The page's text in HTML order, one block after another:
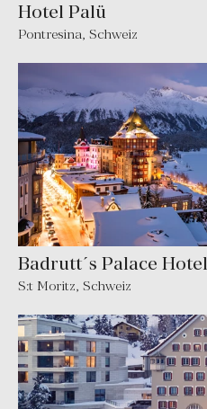
Hotel Palü
Pontresina, Schweiz
Badrutt´s Palace Hotel
S:t Moritz, Schweiz